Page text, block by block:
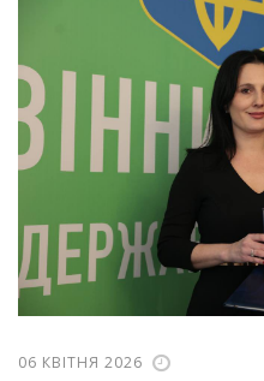
06 КВІТНЯ 2026